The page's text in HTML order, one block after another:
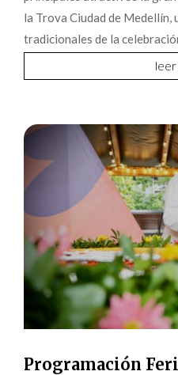
la Trova Ciudad de Medellín,
tradicionales de la
leer
Programación